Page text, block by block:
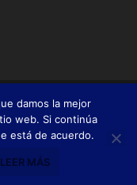
Chento & Mitxel
y no está relacionada con
damos la mejor
web. Si continúa
está de acuerdo.
LEER MÁS